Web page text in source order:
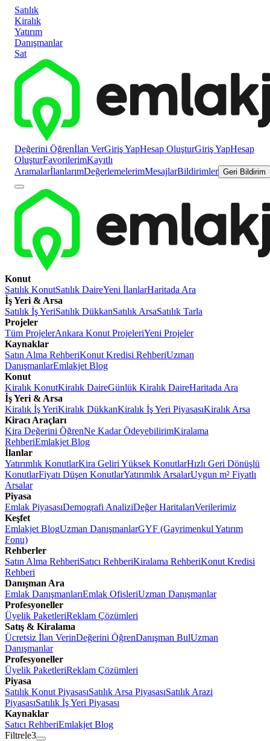
Satılık
Kiralık
Yatırım
Danışmanlar
Sat
Değerini Öğrenİlan VerGiriş YapHesap OluşturGiriş YapHesap
OluşturFavorilerimKayıtlı
AramalarİlanlarımDeğerlemelerimMesajlarBildirimler Geri Bildirim
Konut
Satılık KonutSatılık DaireYeni İlanlarHaritada Ara
İş Yeri & Arsa
Satılık İş YeriSatılık DükkanSatılık ArsaSatılık Tarla
Projeler
Tüm ProjelerAnkara Konut ProjeleriYeni Projeler
Kaynaklar
Satın Alma RehberiKonut Kredisi RehberiUzman
DanışmanlarEmlakjet Blog
Konut
Kiralık KonutKiralık DaireGünlük Kiralık DaireHaritada Ara
İş Yeri & Arsa
Kiralık İş YeriKiralık DükkanKiralık İş Yeri PiyasasıKiralık Arsa
Kiracı Araçları
Kira Değerini ÖğrenNe Kadar ÖdeyebilirimKiralama
RehberiEmlakjet Blog
İlanlar
Yatırımlık KonutlarKira Geliri Yüksek KonutlarHızlı Geri Dönüşlü
KonutlarFiyatı Düşen KonutlarYatırımlık ArsalarUygun m² Fiyatlı
Arsalar
Piyasa
Emlak PiyasasıDemografi AnaliziDeğer HaritalarıVerilerimiz
Keşfet
Emlakjet BlogUzman DanışmanlarGYF (Gayrimenkul Yatırım
Fonu)
Rehberler
Satın Alma RehberiSatıcı RehberiKiralama RehberiKonut Kredisi
Rehberi
Danışman Ara
Emlak DanışmanlarıEmlak OfisleriUzman Danışmanlar
Profesyoneller
Üyelik PaketleriReklam Çözümleri
Satış & Kiralama
Ücretsiz İlan VerinDeğerini ÖğrenDanışman BulUzman
Danışmanlar
Profesyoneller
Üyelik PaketleriReklam Çözümleri
Piyasa
Satılık Konut PiyasasıSatılık Arsa PiyasasıSatılık Arazi
PiyasasıSatılık İş Yeri Piyasası
Kaynaklar
Satıcı RehberiEmlakjet Blog
Filtrele3